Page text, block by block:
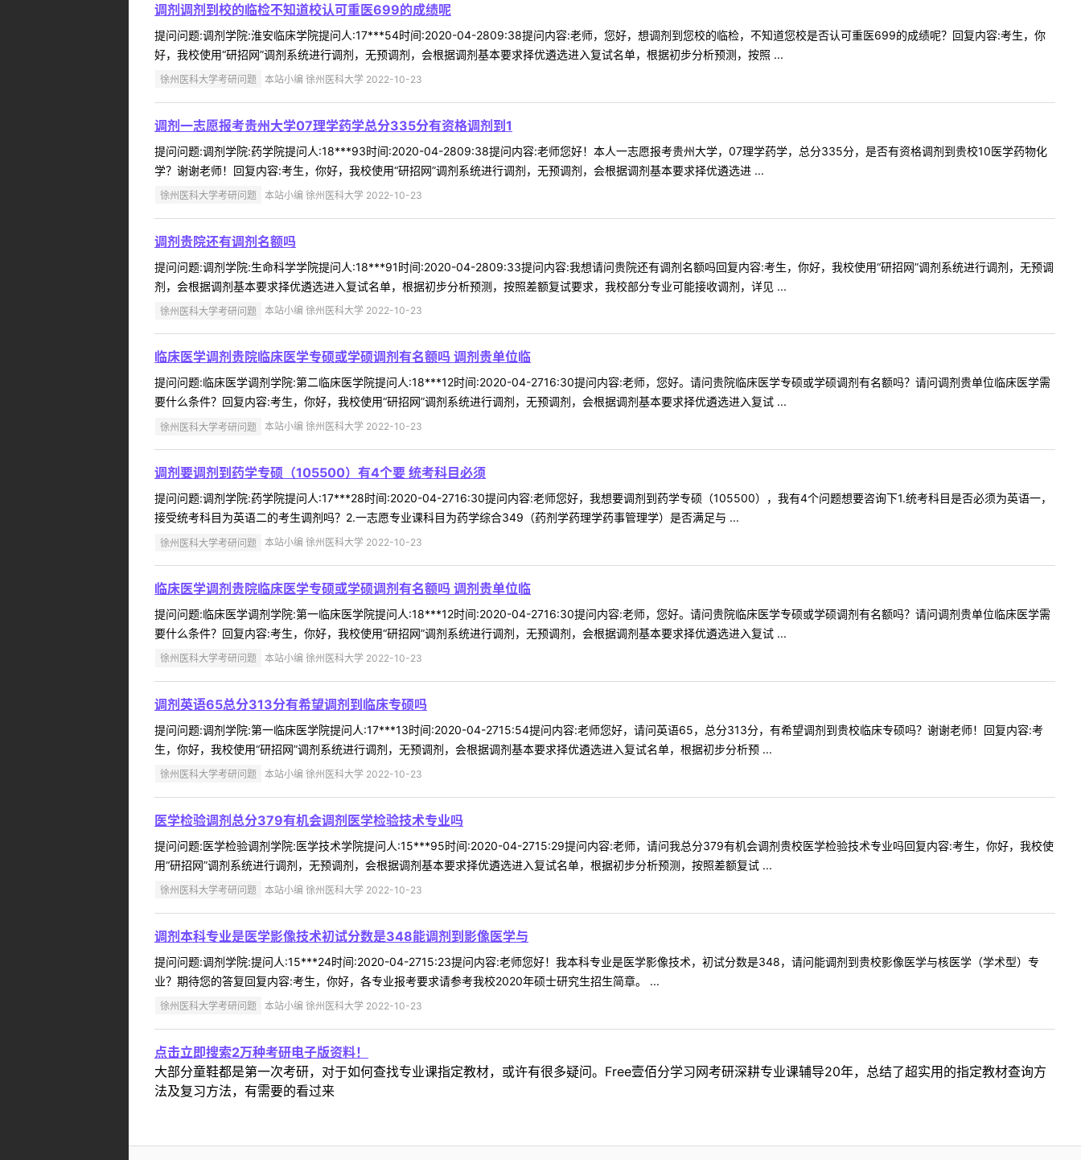
调剂调剂到校的临检不知道校认可重医699的成绩呢
提问问题:调剂学院:淮安临床学院提问人:17***54时间:2020-04-2809:38提问内容:老师，您好，想调剂到您校的临检，不知道您校是否认可重医699的成绩呢？回复内容:考生，你
好，我校使用“研招网”调剂系统进行调剂，无预调剂，会根据调剂基本要求择优遴选进入复试名单，根据初步分析预测，按照 ...
徐州医科大学考研问题 本站小编 徐州医科大学 2022-10-23
调剂一志愿报考贵州大学07理学药学总分335分有资格调剂到1
提问问题:调剂学院:药学院提问人:18***93时间:2020-04-2809:38提问内容:老师您好！本人一志愿报考贵州大学，07理学药学，总分335分，是否有资格调剂到贵校10医学药物化
学？谢谢老师！回复内容:考生，你好，我校使用“研招网”调剂系统进行调剂，无预调剂，会根据调剂基本要求择优遴选进 ...
徐州医科大学考研问题 本站小编 徐州医科大学 2022-10-23
调剂贵院还有调剂名额吗
提问问题:调剂学院:生命科学学院提问人:18***91时间:2020-04-2809:33提问内容:我想请问贵院还有调剂名额吗回复内容:考生，你好，我校使用“研招网”调剂系统进行调剂，无预调
剂，会根据调剂基本要求择优遴选进入复试名单，根据初步分析预测，按照差额复试要求，我校部分专业可能接收调剂，详见 ...
徐州医科大学考研问题 本站小编 徐州医科大学 2022-10-23
临床医学调剂贵院临床医学专硕或学硕调剂有名额吗 调剂贵单位临
提问问题:临床医学调剂学院:第二临床医学院提问人:18***12时间:2020-04-2716:30提问内容:老师，您好。请问贵院临床医学专硕或学硕调剂有名额吗？请问调剂贵单位临床医学需
要什么条件？回复内容:考生，你好，我校使用“研招网”调剂系统进行调剂，无预调剂，会根据调剂基本要求择优遴选进入复试 ...
徐州医科大学考研问题 本站小编 徐州医科大学 2022-10-23
调剂要调剂到药学专硕（105500）有4个要 统考科目必须
提问问题:调剂学院:药学院提问人:17***28时间:2020-04-2716:30提问内容:老师您好，我想要调剂到药学专硕（105500），我有4个问题想要咨询下1.统考科目是否必须为英语一，
接受统考科目为英语二的考生调剂吗？2.一志愿专业课科目为药学综合349（药剂学药理学药事管理学）是否满足与 ...
徐州医科大学考研问题 本站小编 徐州医科大学 2022-10-23
临床医学调剂贵院临床医学专硕或学硕调剂有名额吗 调剂贵单位临
提问问题:临床医学调剂学院:第一临床医学院提问人:18***12时间:2020-04-2716:30提问内容:老师，您好。请问贵院临床医学专硕或学硕调剂有名额吗？请问调剂贵单位临床医学需
要什么条件？回复内容:考生，你好，我校使用“研招网”调剂系统进行调剂，无预调剂，会根据调剂基本要求择优遴选进入复试 ...
徐州医科大学考研问题 本站小编 徐州医科大学 2022-10-23
调剂英语65总分313分有希望调剂到临床专硕吗
提问问题:调剂学院:第一临床医学院提问人:17***13时间:2020-04-2715:54提问内容:老师您好，请问英语65，总分313分，有希望调剂到贵校临床专硕吗？谢谢老师！回复内容:考
生，你好，我校使用“研招网”调剂系统进行调剂，无预调剂，会根据调剂基本要求择优遴选进入复试名单，根据初步分析预 ...
徐州医科大学考研问题 本站小编 徐州医科大学 2022-10-23
医学检验调剂总分379有机会调剂医学检验技术专业吗
提问问题:医学检验调剂学院:医学技术学院提问人:15***95时间:2020-04-2715:29提问内容:老师，请问我总分379有机会调剂贵校医学检验技术专业吗回复内容:考生，你好，我校使
用“研招网”调剂系统进行调剂，无预调剂，会根据调剂基本要求择优遴选进入复试名单，根据初步分析预测，按照差额复试 ...
徐州医科大学考研问题 本站小编 徐州医科大学 2022-10-23
调剂本科专业是医学影像技术初试分数是348能调剂到影像医学与
提问问题:调剂学院:提问人:15***24时间:2020-04-2715:23提问内容:老师您好！我本科专业是医学影像技术，初试分数是348，请问能调剂到贵校影像医学与核医学（学术型）专
业？期待您的答复回复内容:考生，你好，各专业报考要求请参考我校2020年硕士研究生招生简章。 ...
徐州医科大学考研问题 本站小编 徐州医科大学 2022-10-23
点击立即搜索2万种考研电子版资料！
大部分童鞋都是第一次考研，对于如何查找专业课指定教材，或许有很多疑问。Free壹佰分学习网考研深耕专业课辅导20年，总结了超实用的指定教材查询方
法及复习方法，有需要的看过来